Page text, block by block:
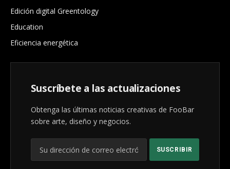
Edición digital Greentology
Education
Eficiencia energética
Suscríbete a las actualizaciones
Obtenga las últimas noticias creativas de FooBar
sobre arte, diseño y negocios.